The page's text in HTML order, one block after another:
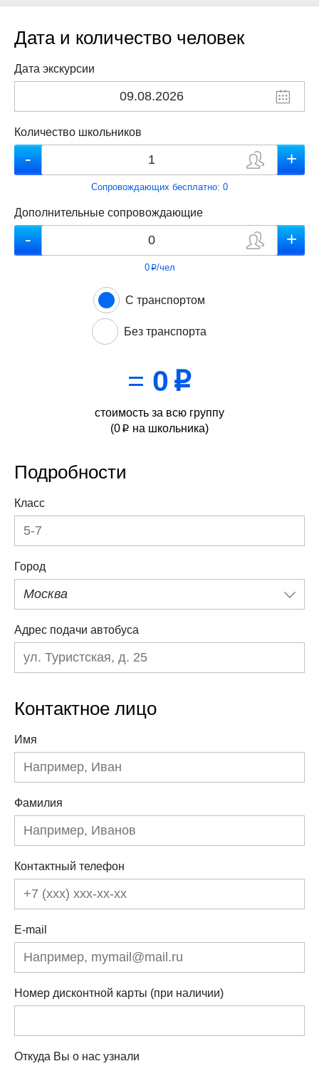
Дата и количество человек
Дата экскурсии
Количество школьников
Сопровождающих бесплатно: 0
Дополнительные сопровождающие
0p/чел
С транспортом
Без транспорта
= 0 p
стоимость за всю группу
(0 p на школьника)
Подробности
Класс
Город
Москва
Адрес подачи автобуса
Контактное лицо
Имя
Фамилия
Контактный телефон
E-mail
Номер дисконтной карты (при наличии)
Откуда Вы о нас узнали